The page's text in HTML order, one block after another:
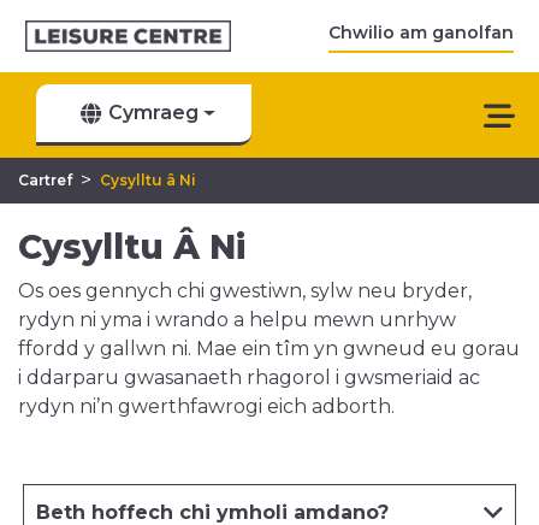
Chwilio am ganolfan
Cymraeg
Cartref > Cysylltu â Ni
Cysylltu Â Ni
Os oes gennych chi gwestiwn, sylw neu bryder,
rydyn ni yma i wrando a helpu mewn unrhyw
ffordd y gallwn ni. Mae ein tîm yn gwneud eu gorau
i ddarparu gwasanaeth rhagorol i gwsmeriaid ac
rydyn ni’n gwerthfawrogi eich adborth.
Beth hoffech chi ymholi amdano?